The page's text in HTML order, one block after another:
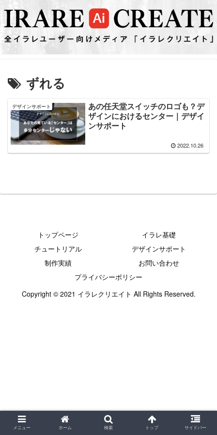
ずれる
デザインサポート
あの任天堂スイッチのロゴも？デ
ザインにおけるセンター｜デザイ
ンサポート
2022.10.26
トップページ
イラレ基礎
チュートリアル
デザインサポート
制作実績
お問い合わせ
プライバシーポリシー
Copyright © 2021 イラレクリエイト All Rights Reserved.
メニュー ホーム 検索 トップ サイドバー